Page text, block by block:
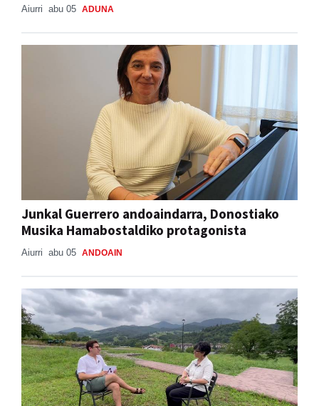
Aiurri abu 05 ADUNA
Junkal Guerrero andoaindarra, Donostiako
Musika Hamabostaldiko protagonista
Aiurri abu 05 ANDOAIN